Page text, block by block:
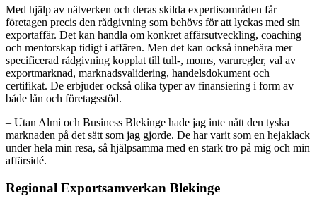
Med hjälp av nätverken och deras skilda expertisområden får
företagen precis den rådgivning som behövs för att lyckas med sin
exportaffär. Det kan handla om konkret affärsutveckling, coaching
och mentorskap tidigt i affären. Men det kan också innebära mer
specificerad rådgivning kopplat till tull-, moms, varuregler, val av
exportmarknad, marknadsvalidering, handelsdokument och
certifikat. De erbjuder också olika typer av finansiering i form av
både lån och företagsstöd.
– Utan Almi och Business Blekinge hade jag inte nått den tyska
marknaden på det sätt som jag gjorde. De har varit som en hejaklack
under hela min resa, så hjälpsamma med en stark tro på mig och min
affärsidé.
Regional Exportsamverkan Blekinge